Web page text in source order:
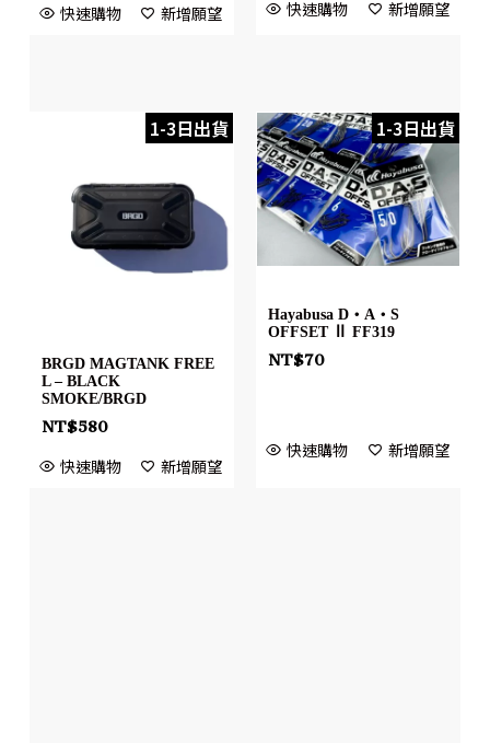
快速購物 新增願望 快速購物 新增願望
1-3日出貨
BRGD MAGTANK FREE
L – BLACK
SMOKE/BRGD
NT$580
快速購物 新增願望
1-3日出貨
Hayabusa D・A・S
OFFSET Ⅱ FF319
NT$70
快速購物 新增願望